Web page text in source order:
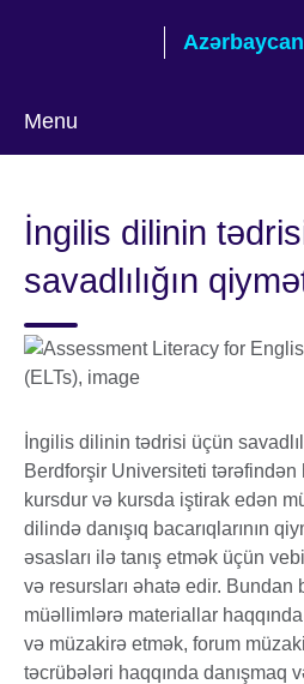
Azərbaycan
Menu
language
İngilis dilinin
savadlılığın
İngilis dilinin tədrisi üçün
Berdforşir Universiteti tərəfindən
kursdur və kursda iştirak edən
dilində danışıq bacarıqlarının
əsasları ilə tanış etmək üçün
və resursları əhatə edir. Bundan
müəllimlərə materiallar haqqında
və müzakirə etmək, forum
təcrübələri haqqında danışmaq